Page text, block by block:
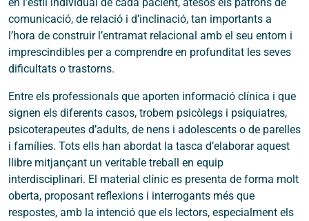
comunicació, de relació i d’inclinació, tan importants a
l’hora de construir l’entramat relacional amb el seu entorn i
imprescindibles per a comprendre en profunditat les seves
dificultats o trastorns.
Entre els professionals que aporten informació clínica i que
signen els diferents casos, trobem psicòlegs i psiquiatres,
psicoterapeutes d’adults, de nens i adolescents o de parelles
i famílies. Tots ells han abordat la tasca d’elaborar aquest
llibre mitjançant un veritable treball en equip
interdisciplinari. El material clínic es presenta de forma molt
oberta, proposant reflexions i interrogants més que
respostes, amb la intenció que els lectors, especialment els